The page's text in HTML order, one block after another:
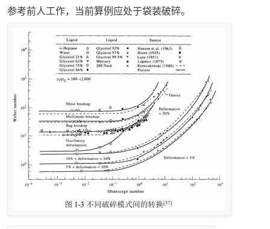
参考前人工作，当前算例应处于袋装破碎。